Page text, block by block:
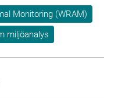
Monitoring (WRAM)
miljöanalys